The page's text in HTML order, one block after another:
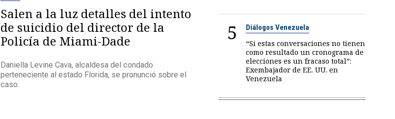
Salen a la luz detalles del intento
de suicidio del director de la
Policía de Miami-Dade
Daniella Levine Cava, alcaldesa del condado
perteneciente al estado Florida, se pronunció sobre el
caso.
5 Diálogos Venezuela
“Si estas conversaciones no tienen
como resultado un cronograma de
elecciones es un fracaso total”:
Exembajador de EE. UU. en
Venezuela